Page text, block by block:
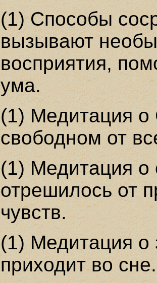
(1) Способы
вызывают
восприятия,
ума.
(1) Медитация
свободном от
(1) Медитация о
отрешилось от
чувств.
(1) Медитация о
приходит во сне.